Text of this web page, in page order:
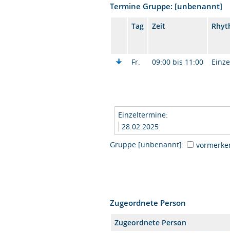
Termine Gruppe: [unbenannt]
Tag Zeit
Fr. 09:00 bis 11:00
Einzeltermine:
28.02.2025
Gruppe [unbenannt]:
Zugeordnete Person
Zugeordnete Person